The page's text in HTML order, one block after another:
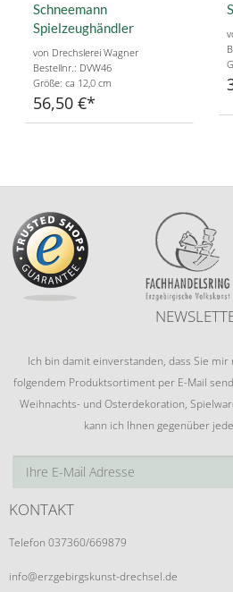
Schneemann
Spielzeughändler
von Drechslerei Wagner
Bestellnr.: DVW46
Größe: ca 12,0 cm
56,50 €
Ich bin damit einverstanden, dass Sie
folgendem Produktsortiment per E-Mail
Weihnachts- und Osterdekoration,
kann ich Ihnen gegenüber
KONTAKT
Telefon 037360/669879
info@erzgebirgskunst-drechsel.de